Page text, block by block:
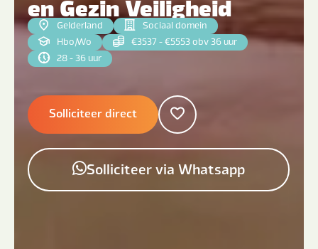
Gelderland
Sociaal domein
Hbo|Wo
€3537 - €5553 obv 36 uur
28 - 36 uur
Solliciteer direct
Solliciteer via Whatsapp